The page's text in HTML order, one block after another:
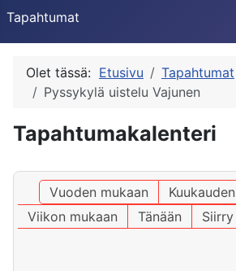
Tapahtumat
Olet tässä: Etusivu
Tapahtumat
Pyssykylä uistelu Vajunen
Tapahtumakalenteri
Vuoden mukaan
Viikon mukaan
Tänään